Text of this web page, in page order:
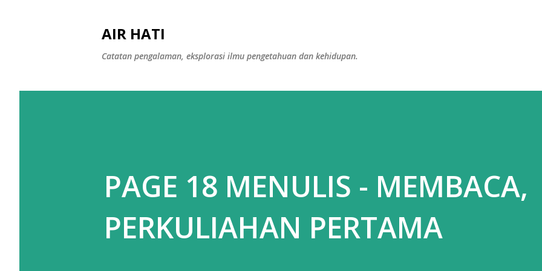
AIR HATI
Catatan pengalaman, eksplorasi ilmu pengetahuan dan kehidupan.
PAGE 18 MENULIS - MEMBACA,
PERKULIAHAN PERTAMA